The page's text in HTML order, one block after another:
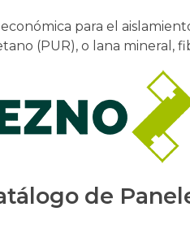
para el
(PUR), o lana mineral,
de